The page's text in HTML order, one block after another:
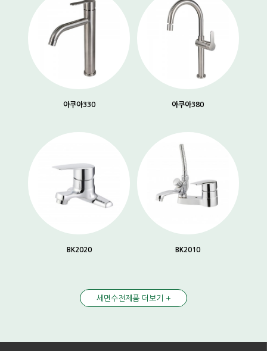
아쿠아330 아쿠아380
BK2020 BK2010
세면수전제품 더보기 +